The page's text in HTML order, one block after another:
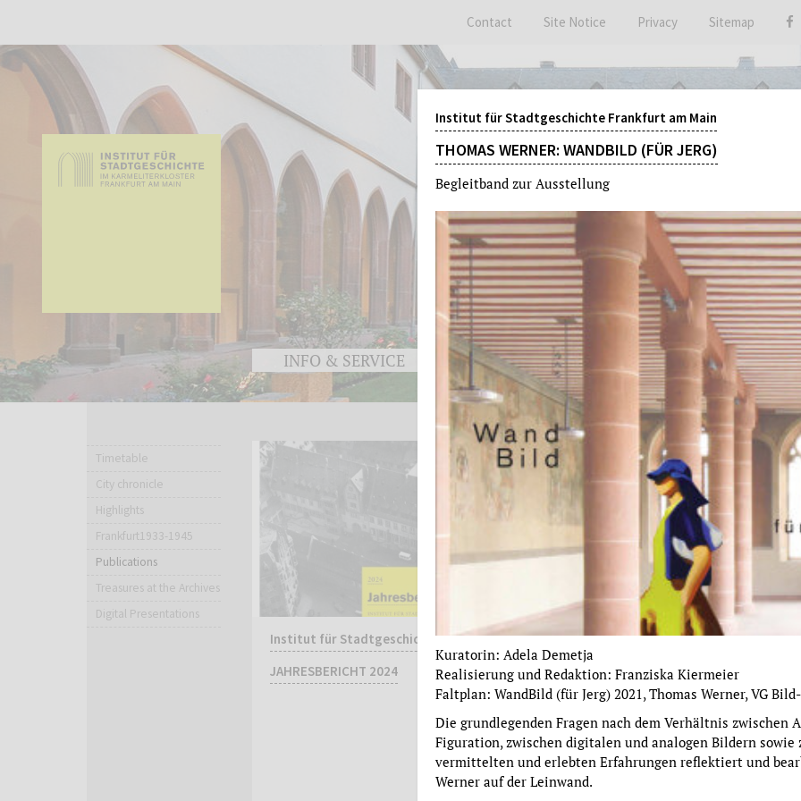
Institut für Stadtgeschichte Frankfurt am Main
THOMAS WERNER: WANDBILD (FÜR JERG)
Begleitband zur Ausstellung
Kuratorin: Adela Demetja
Realisierung und Redaktion: Franziska Kiermeier
Faltplan: WandBild (für Jerg) 2021, Thomas Werner, VG
Die grundlegenden Fragen nach dem Verhältnis zwischen
Figuration, zwischen digitalen und analogen Bildern sowie
vermittelten und erlebten Erfahrungen reflektiert und
Werner auf der Leinwand.
Contact Site Notice Privacy Sitemap
INFO & SERVICE THE ARCHIVES
Timetable
City chronicle
Highlights
Frankfurt1933-1945
Publications
Treasures at the Archives
Digital Presentations
Institut für Stadtgeschichte
JAHRESBERICHT 2024
Christina Treutlein
DER ARCHITEKT CARL-HERMANN
RUDLOFF (1890-1949) -
PROTAGONIST DES
SIEDLUNGSBAUS IM NEUEN
FRANKFURT
Studien zur Frankfurter
Geschichte, Band 68, Hrsg.